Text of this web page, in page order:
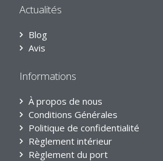
Actualités
Blog
Avis
Informations
À propos de nous
Conditions Générales
Politique de confidentialité
Règlement intérieur
Règlement du port